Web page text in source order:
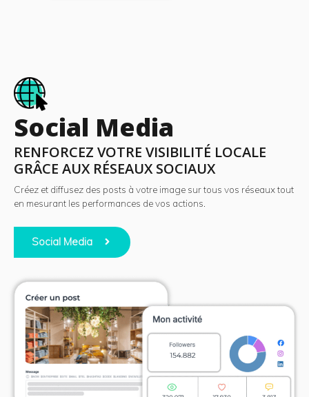
Social Media
RENFORCEZ VOTRE VISIBILITÉ LOCALE
GRÂCE AUX RÉSEAUX SOCIAUX
Créez et diffusez des posts à votre image sur tous vos réseaux tout
en mesurant les performances de vos actions.
Social Media